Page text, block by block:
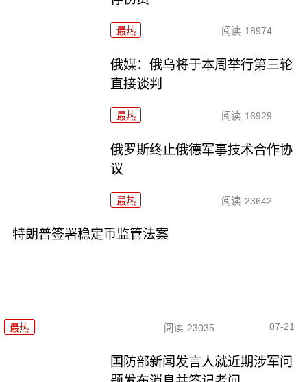
最热 阅读 18974
俄媒：俄乌将于本周举行第三轮
直接谈判
最热 阅读 16929
俄罗斯终止俄德军事技术合作协
议
最热 阅读 23642
特朗普签署稳定币监管法案
最热 阅读 23035 07-21
国防部新闻发言人就近期涉军问